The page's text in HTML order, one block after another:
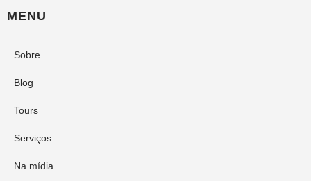
MENU
Sobre
Blog
Tours
Serviços
Na mídia